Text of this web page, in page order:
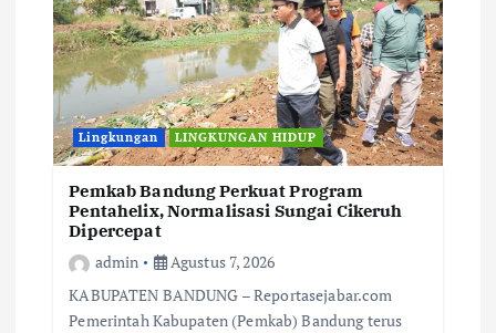
Lingkungan LINGKUNGAN HIDUP
Pemkab Bandung Perkuat Program
Pentahelix, Normalisasi Sungai Cikeruh
Dipercepat
admin
Agustus 7, 2026
KABUPATEN BANDUNG – Reportasejabar.com
Pemerintah Kabupaten (Pemkab) Bandung terus